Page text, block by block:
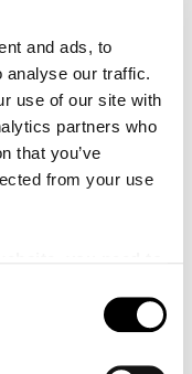
and ads, to
analyse our traffic.
use of our site with
partners who
that you’ve
from your use
KÖP BILJETT
18:00
på